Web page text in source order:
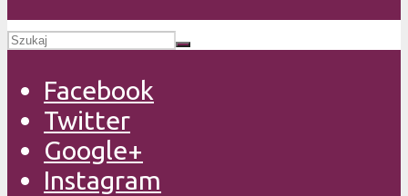
Facebook
Twitter
Google+
Instagram